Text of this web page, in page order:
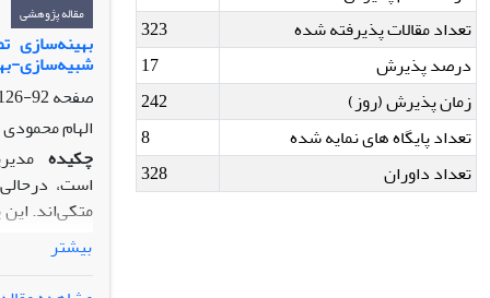
تعداد مقالات پذیرفته شده
323
درصد پذیرش
17
زمان پذیرش (روز)
242
تعداد پایگاه های نمایه شده
8
تعداد داوران
328
ایشان
ایشان،
مقاله پژوهشی
بهینه‌سازی
شبیه‌سازی-
صفحه92-126
الهام
چکیده
است،
متکی‌اند.
فصلیِ
حساس به
بیشتر